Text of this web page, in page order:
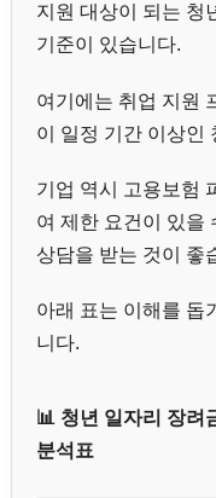
지원 대상이 되는 청
기준이 있습니다.
여기에는 취업 지원
이 일정 기간 이상인
기업 역시 고용보험
여 제한 요건이 있을
상담을 받는 것이 좋
아래 표는 이해를 돕
니다.
📊 청년 일자리 장려
분석표